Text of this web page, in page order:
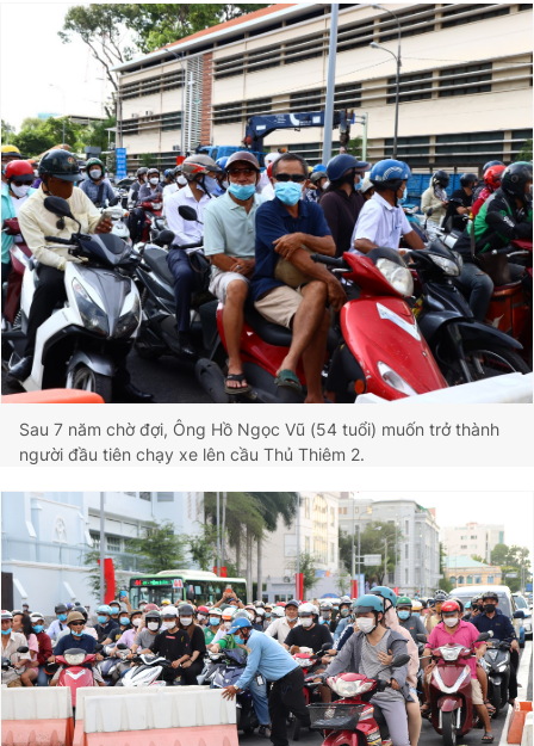
Sau 7 năm chờ đợi, Ông Hồ Ngọc Vũ (54 tuổi) muốn trở thành
người đầu tiên chạy xe lên cầu Thủ Thiêm 2.